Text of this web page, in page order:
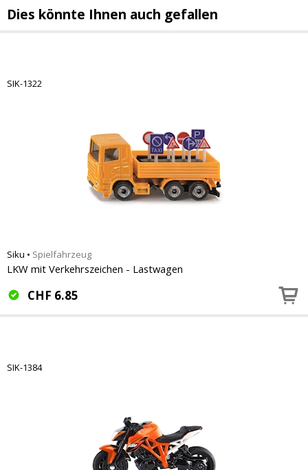
Dies könnte Ihnen auch gefallen
SIK-1322
Siku • Spielfahrzeug
LKW mit Verkehrszeichen - Lastwagen
CHF 6.85
SIK-1384